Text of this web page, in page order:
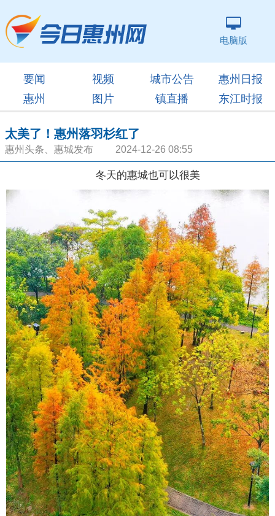
电脑版
要闻 视频 城市公告
惠州日报
惠州
图片 镇直播 东江时报
太美了！惠州落羽杉红了
惠州头条、惠城发布 2024-12-26 08:55
冬天的惠城也可以很美